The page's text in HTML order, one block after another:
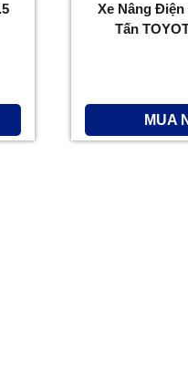
Xe Nâng
Tấn
MUA